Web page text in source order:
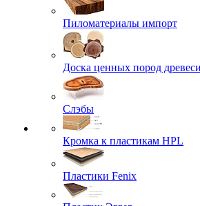
Пиломатериалы импорт
Доска ценных пород
Слэбы
Кромка к пластикам HPL
Пластики Fenix